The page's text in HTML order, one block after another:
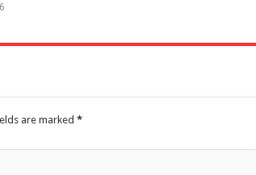
are marked *